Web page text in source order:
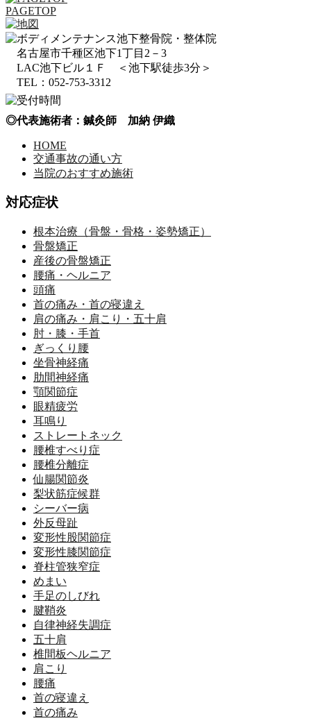
PAGETOP
名古屋市千種区池下1丁目2－3
LAC池下ビル１Ｆ ＜池下駅徒歩3分＞
TEL：052-753-3312
◎代表施術者：鍼灸師 加納 伊織
HOME
交通事故の通い方
当院のおすすめ施術
対応症状
根本治療（骨盤・骨格・姿勢矯正）
骨盤矯正
産後の骨盤矯正
腰痛・ヘルニア
頭痛
首の痛み・首の寝違え
肩の痛み・肩こり・五十肩
肘・膝・手首
ぎっくり腰
坐骨神経痛
肋間神経痛
顎関節症
眼精疲労
耳鳴り
ストレートネック
腰椎すべり症
腰椎分離症
仙腸関節炎
梨状筋症候群
シーバー病
外反母趾
変形性股関節症
変形性膝関節症
脊柱管狭窄症
めまい
手足のしびれ
腱鞘炎
自律神経失調症
五十肩
椎間板ヘルニア
肩こり
腰痛
首の寝違え
首の痛み